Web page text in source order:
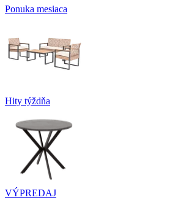
Ponuka mesiaca
Hity týždňa
VÝPREDAJ